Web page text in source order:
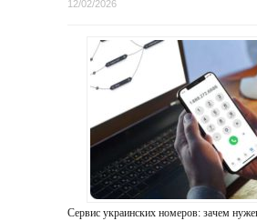
12/02/2026
Сервис украинских номеров: зачем